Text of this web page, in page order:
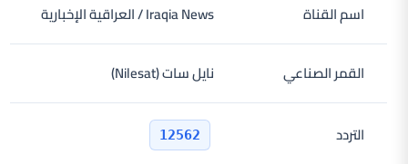
اسم القناة Iraqia News / العراقية الإخبارية
القمر الصناعي نايل سات (Nilesat)
التردد 12562